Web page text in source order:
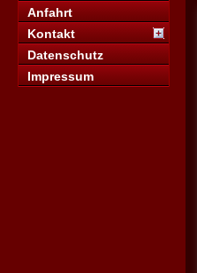
Anfahrt
Kontakt
Datenschutz
Impressum